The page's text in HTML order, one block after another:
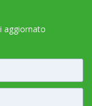
aggiornato